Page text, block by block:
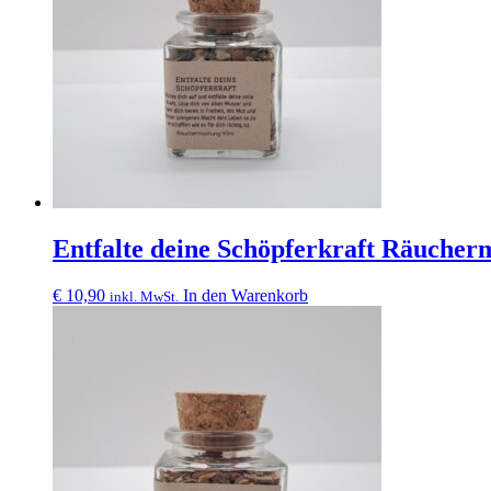
Entfalte deine Schöpferkraft
€ 10,90 inkl. MwSt. In den Warenkorb